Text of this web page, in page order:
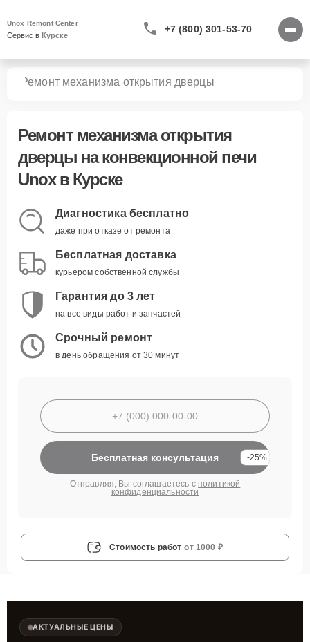
Unox Remont Center
Сервис в Курске
+7 (800) 301-53-70
Ремонт механизма открытия дверцы
Ремонт механизма открытия
дверцы на конвекционной печи
Unox в Курске
Диагностика бесплатно
даже при отказе от ремонта
Бесплатная доставка
курьером собственной службы
Гарантия до 3 лет
на все виды работ и запчастей
Срочный ремонт
в день обращения от 30 минут
Бесплатная консультация -25%
Отправляя, Вы соглашаетесь с политикой
конфиденциальности
Стоимость работ от 1000 ₽
АКТУАЛЬНЫЕ ЦЕНЫ